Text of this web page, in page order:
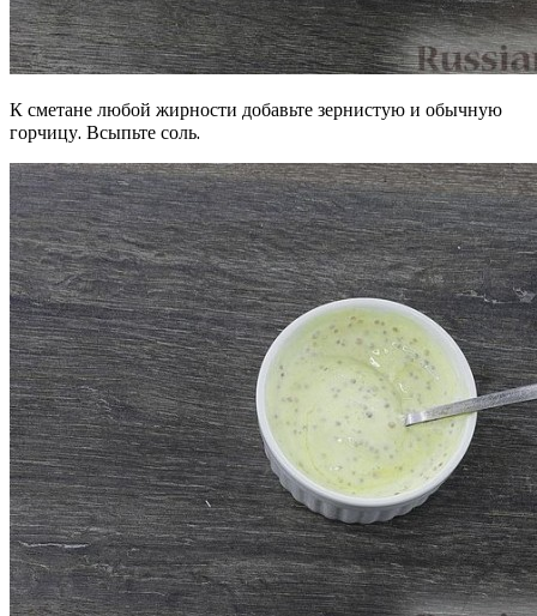
К сметане любой жирности добавьте зернистую и обычную
горчицу. Всыпьте соль.